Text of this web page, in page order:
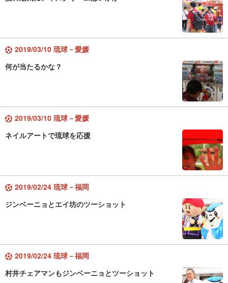
2019/03/10 琉球－愛媛
何が当たるかな？
2019/03/10 琉球－愛媛
ネイルアートで琉球を応援
2019/02/24 琉球－福岡
ジンベーニョとエイ坊のツーショット
2019/02/24 琉球－福岡
村井チェアマンもジンベーニョとツーショット